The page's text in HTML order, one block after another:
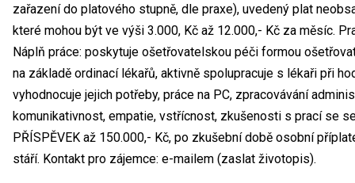
zařazení do platového stupně, dle praxe), uvedený plat
které mohou být ve výši 3.000, Kč až 12.000,- Kč za měsíc.
Náplň práce: poskytuje ošetřovatelskou péči formou
na základě ordinací lékařů, aktivně spolupracuje s lékaři při
vyhodnocuje jejich potřeby, práce na PC, zpracovávání
komunikativnost, empatie, vstřícnost, zkušenosti s prací se
PŘÍSPĚVEK až 150.000,- Kč, po zkušební době osobní
stáří. Kontakt pro zájemce: e-mailem (zaslat životopis).